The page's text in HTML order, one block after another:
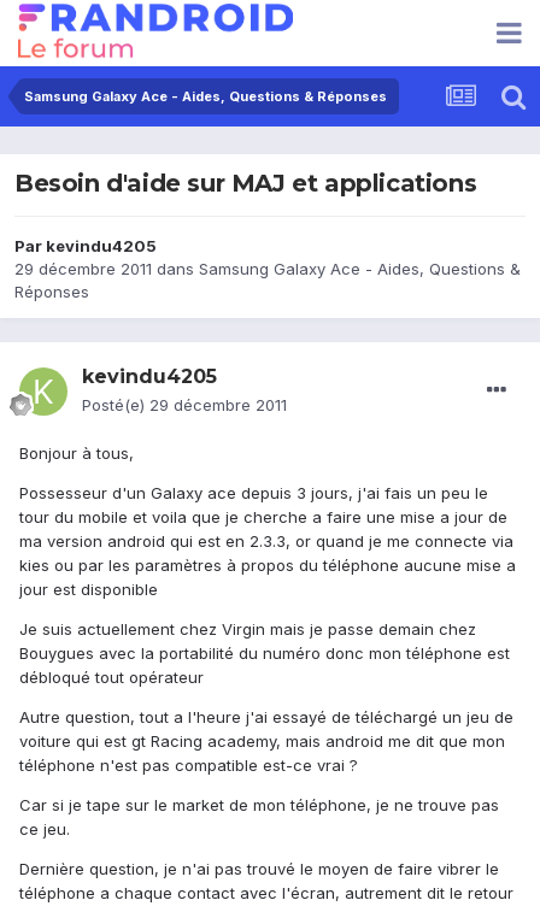
Samsung Galaxy Ace - Aides, Questions & Réponses
Besoin d'aide sur MAJ et applications
Par kevindu4205
29 décembre 2011 dans Samsung Galaxy Ace - Aides, Questions &
Réponses
kevindu4205
Posté(e) 29 décembre 2011
Bonjour à tous,
Possesseur d'un Galaxy ace depuis 3 jours, j'ai fais un peu le
tour du mobile et voila que je cherche a faire une mise a jour de
ma version android qui est en 2.3.3, or quand je me connecte via
kies ou par les paramètres à propos du téléphone aucune mise a
jour est disponible
Je suis actuellement chez Virgin mais je passe demain chez
Bouygues avec la portabilité du numéro donc mon téléphone est
débloqué tout opérateur
Autre question, tout a l'heure j'ai essayé de téléchargé un jeu de
voiture qui est gt Racing academy, mais android me dit que mon
téléphone n'est pas compatible est-ce vrai ?
Car si je tape sur le market de mon téléphone, je ne trouve pas
ce jeu.
Dernière question, je n'ai pas trouvé le moyen de faire vibrer le
téléphone a chaque contact avec l'écran, autrement dit le retour